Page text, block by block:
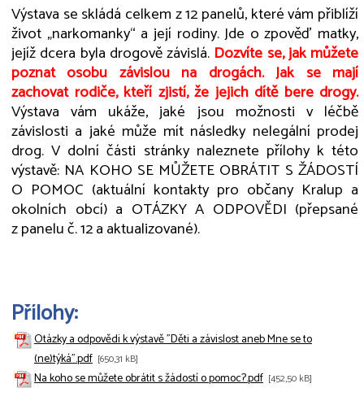
Výstava se skládá celkem z 12 panelů, které vám přiblíží
život „narkomanky“ a její rodiny. Jde o zpověď matky,
jejíž dcera byla drogově závislá. Dozvíte se, jak můžete
poznat osobu závislou na drogách. Jak se mají
zachovat rodiče, kteří zjistí, že jejich dítě bere drogy.
Výstava vám ukáže, jaké jsou možnosti v léčbě
závislosti a jaké může mít následky nelegální prodej
drog. V dolní části stránky naleznete přílohy k této
výstavě: NA KOHO SE MŮŽETE OBRÁTIT S ŽÁDOSTÍ
O POMOC (aktuální kontakty pro občany Kralup a
okolních obcí) a OTÁZKY A ODPOVĚDI (přepsané
z panelu č. 12 a aktualizované).
Přílohy:
Otázky a odpovědi k výstavě "Děti a závislost aneb Mne se to
(ne)týká".pdf [650,31 kB]
Na koho se můžete obrátit s žádostí o pomoc?.pdf [452,50 kB]